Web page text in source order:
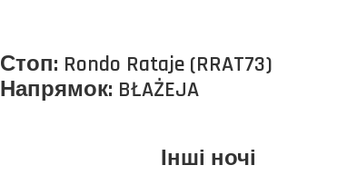
Стоп: Rondo Rataje (RRAT73)
Напрямок: BŁAŻEJA
Інші ночі